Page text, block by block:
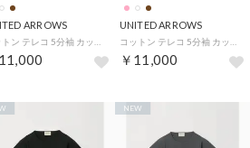
ARROWS UNITED ARROWS
￥11,000
NEW